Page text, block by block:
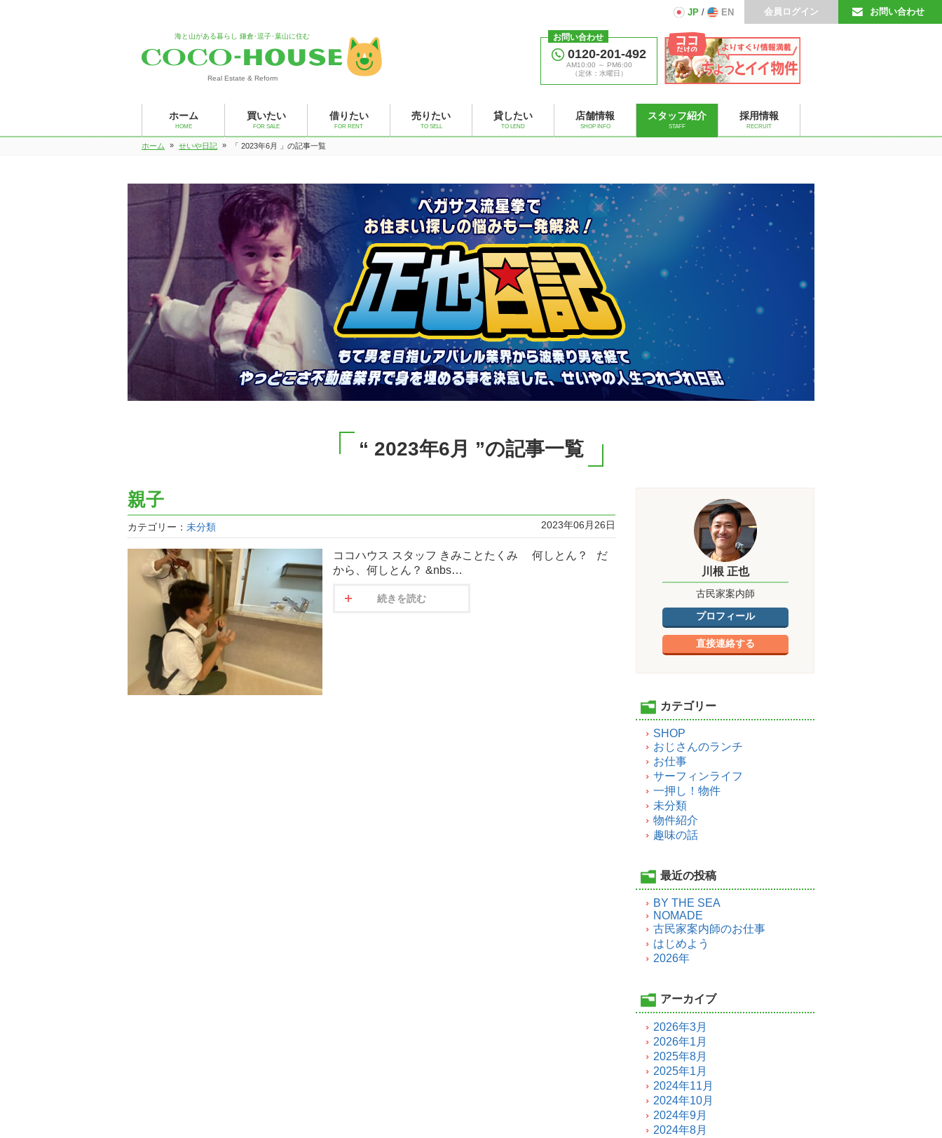
お問い合わせ
会員ログイン
JP / EN
海と山がある暮らし 鎌倉･逗子･葉山に住む
Real Estate & Reform
お問い合わせ
0120-201-492
AM10:00 ～ PM6:00
（定休：水曜日）
ホーム
HOME
買いたい
FOR SALE
借りたい
FOR RENT
売りたい
TO SELL
貸したい
TO LEND
店舗情報
SHOP INFO
スタッフ紹介
STAFF
採用情報
RECRUIT
ホーム » せいや日記 » 「 2023年6月 」の記事一覧
“ 2023年6月 ”の記事一覧
親子
カテゴリー： 未分類 2023年06月26日
ココハウス スタッフ きみことたくみ 何しとん？ だ
から、何しとん？ &nbs…
続きを読む
川根 正也
古民家案内師
プロフィール
直接連絡する
カテゴリー
SHOP
おじさんのランチ
お仕事
サーフィンライフ
一押し！物件
未分類
物件紹介
趣味の話
最近の投稿
BY THE SEA
NOMADE
古民家案内師のお仕事
はじめよう
2026年
アーカイブ
2026年3月
2026年1月
2025年8月
2025年1月
2024年11月
2024年10月
2024年9月
2024年8月